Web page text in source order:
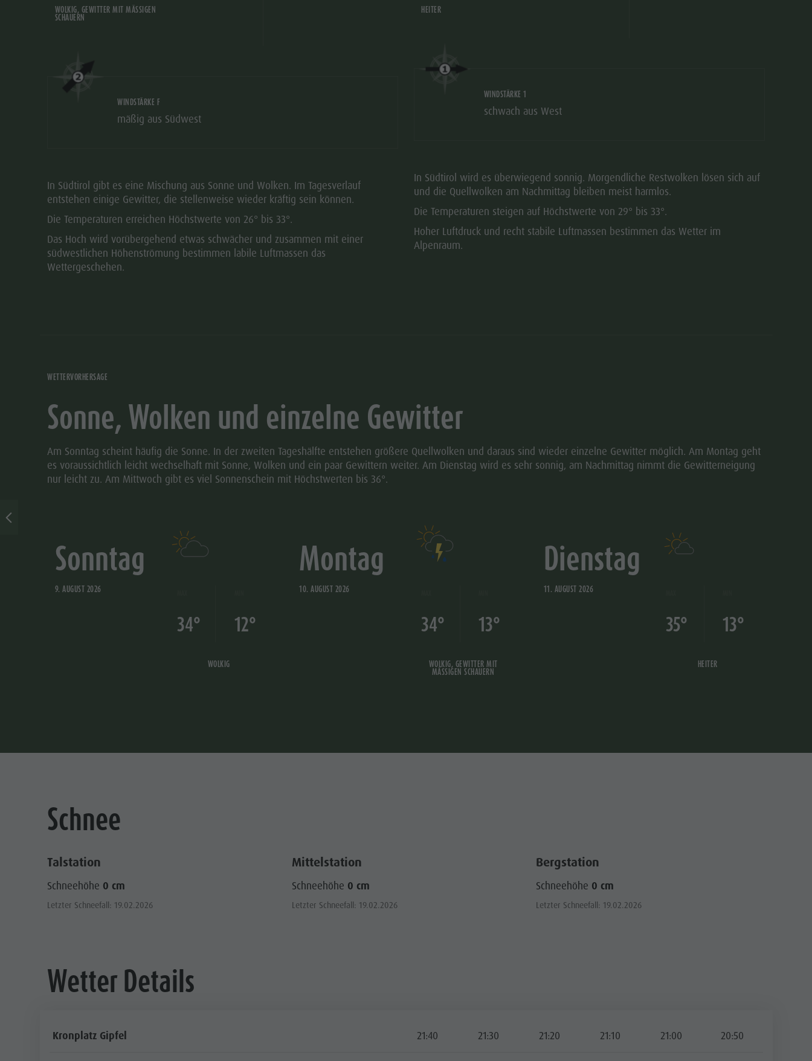
WOLKIG, GEWITTER MIT MÄSSIGEN S
CHAUERN
WINDSTÄRKE F
mäßig aus Südwest
In Südtirol gibt es eine Mischung aus Sonne und Wolken. Im Tagesverlauf
entstehen einige Gewitter, die stellenweise wieder kräftig sein können.
Die Temperaturen erreichen Höchstwerte von 26° bis 33°.
Das Hoch wird vorübergehend etwas schwächer und zusammen mit einer
südwestlichen Höhenströmung bestimmen labile Luftmassen das
Wettergeschehen.
HEITER
WINDSTÄRKE 1
schwach aus West
In Südtirol wird es überwiegend sonnig. Morgendliche Restwolken lösen sich auf
und die Quellwolken am Nachmittag bleiben meist harmlos.
Die Temperaturen steigen auf Höchstwerte von 29° bis 33°.
Hoher Luftdruck und recht stabile Luftmassen bestimmen das Wetter im
Alpenraum.
WETTERVORHERSAGE
Sonne, Wolken und einzelne Gewitter
Am Sonntag scheint häufig die Sonne. In der zweiten Tageshälfte entstehen größere Quellwolken und daraus sind wieder einzelne Gewitter möglich. Am Montag geht
es voraussichtlich leicht wechselhaft mit Sonne, Wolken und ein paar Gewittern weiter. Am Dienstag wird es sehr sonnig, am Nachmittag nimmt die Gewitterneigung
nur leicht zu. Am Mittwoch gibt es viel Sonnenschein mit Höchstwerten bis 36°.
Sonntag
9. AUGUST 2026
34° 12°
WOLKIG
Montag
10. AUGUST 2026
34° 13°
WOLKIG, GEWITTER MIT
MÄSSIGEN SCHAUERN
Dienstag
11. AUGUST 2026
35° 13°
HEITER
Schnee
Talstation
Schneehöhe 0 cm
Letzter Schneefall: 19.02.2026
Mittelstation
Schneehöhe 0 cm
Letzter Schneefall: 19.02.2026
Bergstation
Schneehöhe 0 cm
Letzter Schneefall: 19.02.2026
Wetter Details
Kronplatz Gipfel 21:40 21:30 21:20 21:10 21:00 20:50